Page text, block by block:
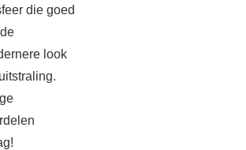
die goed
look